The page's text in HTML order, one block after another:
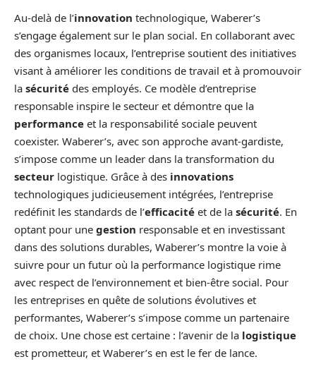
Au-delà de l’innovation technologique, Waberer’s
s’engage également sur le plan social. En collaborant avec
des organismes locaux, l’entreprise soutient des initiatives
visant à améliorer les conditions de travail et à promouvoir
la sécurité des employés. Ce modèle d’entreprise
responsable inspire le secteur et démontre que la
performance et la responsabilité sociale peuvent
coexister. Waberer’s, avec son approche avant-gardiste,
s’impose comme un leader dans la transformation du
secteur logistique. Grâce à des innovations
technologiques judicieusement intégrées, l’entreprise
redéfinit les standards de l’efficacité et de la sécurité. En
optant pour une gestion responsable et en investissant
dans des solutions durables, Waberer’s montre la voie à
suivre pour un futur où la performance logistique rime
avec respect de l’environnement et bien-être social. Pour
les entreprises en quête de solutions évolutives et
performantes, Waberer’s s’impose comme un partenaire
de choix. Une chose est certaine : l’avenir de la logistique
est prometteur, et Waberer’s en est le fer de lance.